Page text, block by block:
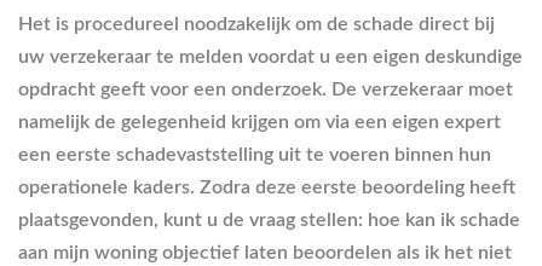
Het is procedureel noodzakelijk om de schade direct bij
uw verzekeraar te melden voordat u een eigen deskundige
opdracht geeft voor een onderzoek. De verzekeraar moet
namelijk de gelegenheid krijgen om via een eigen expert
een eerste schadevaststelling uit te voeren binnen hun
operationele kaders. Zodra deze eerste beoordeling heeft
plaatsgevonden, kunt u de vraag stellen: hoe kan ik schade
aan mijn woning objectief laten beoordelen als ik het niet